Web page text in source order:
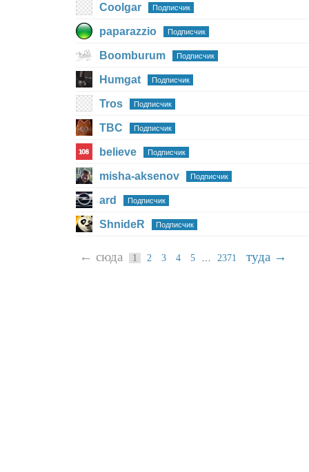
Coolgar Подписчик
paparazzio Подписчик
Boomburum Подписчик
Humgat Подписчик
Tros Подписчик
TBC Подписчик
believe Подписчик
misha-aksenov Подписчик
ard Подписчик
ShnideR Подписчик
← сюда 1 2 3 4 5 2371 туда →